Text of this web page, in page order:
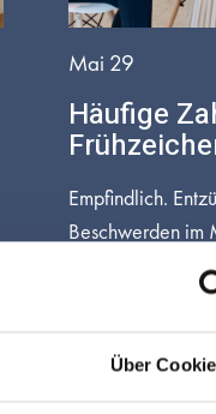
Über
Mai 29
Häufige
Empfindlich.
Beschwerden im
ihre
SmilePraxis
Zahnprobleme
vorzubeugen.
desto besser